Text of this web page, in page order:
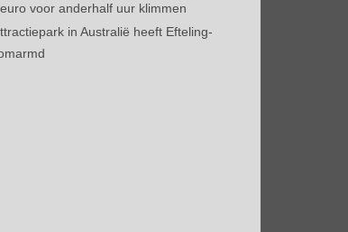
voor anderhalf uur klimmen
in Australië heeft Efteling-